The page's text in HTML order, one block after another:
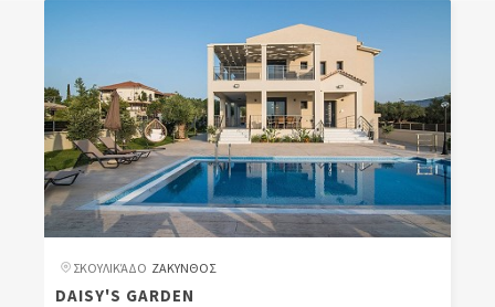
ΣΚΟΥΛΙΚΆΔΟ ΖΑΚΥΝΘΟΣ
DAISY'S GARDEN